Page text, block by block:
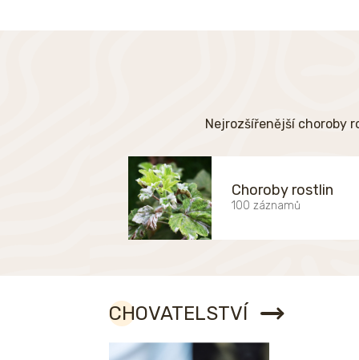
Nejrozšířenější choroby
Choroby rostlin
100 záznamů
CHOVATELSTVÍ